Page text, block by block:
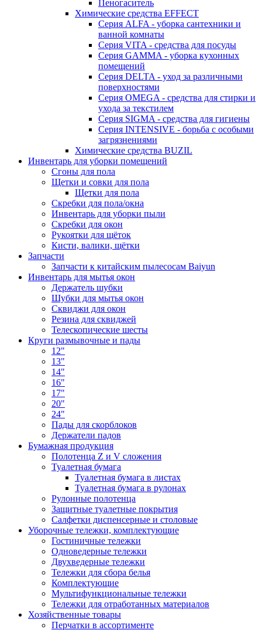
Пеногаситель
Химические средства EFFECT
Серия ALFA - уборка сантехники и
ванной комнаты
Серия VITA - средства для посуды
Серия GAMMA - уборка кухонных
помещений
Серия DELTA - уход за различными
поверхностями
Серия OMEGA - средства для стирки и
ухода за текстилем
Серия SIGMA - средства для гигиены
Серия INTENSIVE - борьба с особыми
загрязнениями
Химические средства BUZIL
Инвентарь для уборки помещений
Сгоны для пола
Щетки и совки для пола
Щетки для пола
Скребки для пола/окна
Инвентарь для уборки пыли
Скребки для окон
Рукоятки для щёток
Кисти, валики, щётки
Запчасти
Запчасти к китайским пылесосам Baiyun
Инвентарь для мытья окон
Держатель шубки
Шубки для мытья окон
Сквиджи для окон
Резина для сквиджей
Телескопические шесты
Круги размывочные и пады
12"
13"
14"
16"
17"
20"
24"
Пады для скорблоков
Держатели падов
Бумажная продукция
Полотенца Z и V сложения
Туалетная бумага
Туалетная бумага в листах
Туалетная бумага в рулонах
Рулонные полотенца
Защитные туалетные покрытия
Салфетки диспенсерные и столовые
Уборочные тележки, комплектующие
Гостиничные тележки
Одноведерные тележки
Двухведерные тележки
Тележки для сбора белья
Комплектующие
Мультифункциональные тележки
Тележки для отработанных материалов
Хозяйственные товары
Перчатки в ассортименте